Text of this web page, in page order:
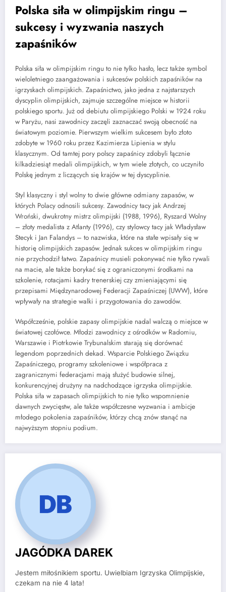
Polska siła w olimpijskim ringu –
sukcesy i wyzwania naszych
zapaśników
Polska siła w olimpijskim ringu to nie tylko hasło, lecz także symbol
wieloletniego zaangażowania i sukcesów polskich zapaśników na
igrzyskach olimpijskich. Zapaśnictwo, jako jedna z najstarszych
dyscyplin olimpijskich, zajmuje szczególne miejsce w historii
polskiego sportu. Już od debiutu olimpijskiego Polski w 1924 roku
w Paryżu, nasi zawodnicy zaczęli zaznaczać swoją obecność na
światowym poziomie. Pierwszym wielkim sukcesem było złoto
zdobyte w 1960 roku przez Kazimierza Lipienia w stylu
klasycznym. Od tamtej pory polscy zapaśnicy zdobyli łącznie
kilkadziesiąt medali olimpijskich, w tym wiele złotych, co uczyniło
Polskę jednym z liczących się krajów w tej dyscyplinie.
Styl klasyczny i styl wolny to dwie główne odmiany zapasów, w
których Polacy odnosili sukcesy. Zawodnicy tacy jak Andrzej
Wroński, dwukrotny mistrz olimpijski (1988, 1996), Ryszard Wolny
– złoty medalista z Atlanty (1996), czy stylowcy tacy jak Władysław
Stecyk i Jan Falandys – to nazwiska, które na stałe wpisały się w
historię olimpijskich zapasów. Jednak sukces w olimpijskim ringu
nie przychodził łatwo. Zapaśnicy musieli pokonywać nie tylko rywali
na macie, ale także borykać się z ograniczonymi środkami na
szkolenie, rotacjami kadry trenerskiej czy zmieniającymi się
przepisami Międzynarodowej Federacji Zapaśniczej (UWW), które
wpływały na strategie walki i przygotowania do zawodów.
Współcześnie, polskie zapasy olimpijskie nadal walczą o miejsce w
światowej czołówce. Młodzi zawodnicy z ośrodków w Radomiu,
Warszawie i Piotrkowie Trybunalskim starają się dorównać
legendom poprzednich dekad. Wsparcie Polskiego Związku
Zapaśniczego, programy szkoleniowe i współpraca z
zagranicznymi federacjami mają służyć budowie silnej,
konkurencyjnej drużyny na nadchodzące igrzyska olimpijskie.
Polska siła w zapasach olimpijskich to nie tylko wspomnienie
dawnych zwycięstw, ale także współczesne wyzwania i ambicje
młodego pokolenia zapaśników, którzy chcą znów stanąć na
najwyższym stopniu podium.
JAGÓDKA DAREK
Jestem miłośnikiem sportu. Uwielbiam Igrzyska Olimpijskie,
czekam na nie 4 lata!